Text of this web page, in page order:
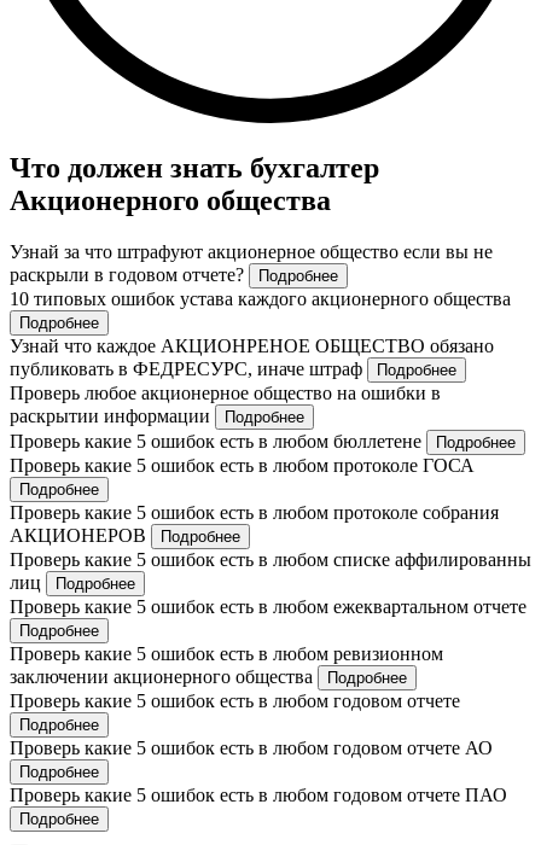
Что должен знать бухгалтер
Акционерного общества
Узнай за что штрафуют акционерное общество если вы не
раскрыли в годовом отчете?
Подробнее
10 типовых ошибок устава каждого акционерного общества
Подробнее
Узнай что каждое АКЦИОНРЕНОЕ ОБЩЕСТВО обязано
публиковать в ФЕДРЕСУРС, иначе штраф
Подробнее
Проверь любое акционерное общество на ошибки в
раскрытии информации
Подробнее
Проверь какие 5 ошибок есть в любом бюллетене Подробнее
Проверь какие 5 ошибок есть в любом протоколе ГОСА
Подробнее
Проверь какие 5 ошибок есть в любом протоколе собрания
АКЦИОНЕРОВ
Подробнее
Проверь какие 5 ошибок есть в любом списке аффилированны
лиц
Подробнее
Проверь какие 5 ошибок есть в любом ежеквартальном отчете
Подробнее
Проверь какие 5 ошибок есть в любом ревизионном
заключении акционерного общества
Подробнее
Проверь какие 5 ошибок есть в любом годовом отчете
Подробнее
Проверь какие 5 ошибок есть в любом годовом отчете АО
Подробнее
Проверь какие 5 ошибок есть в любом годовом отчете ПАО
Подробнее